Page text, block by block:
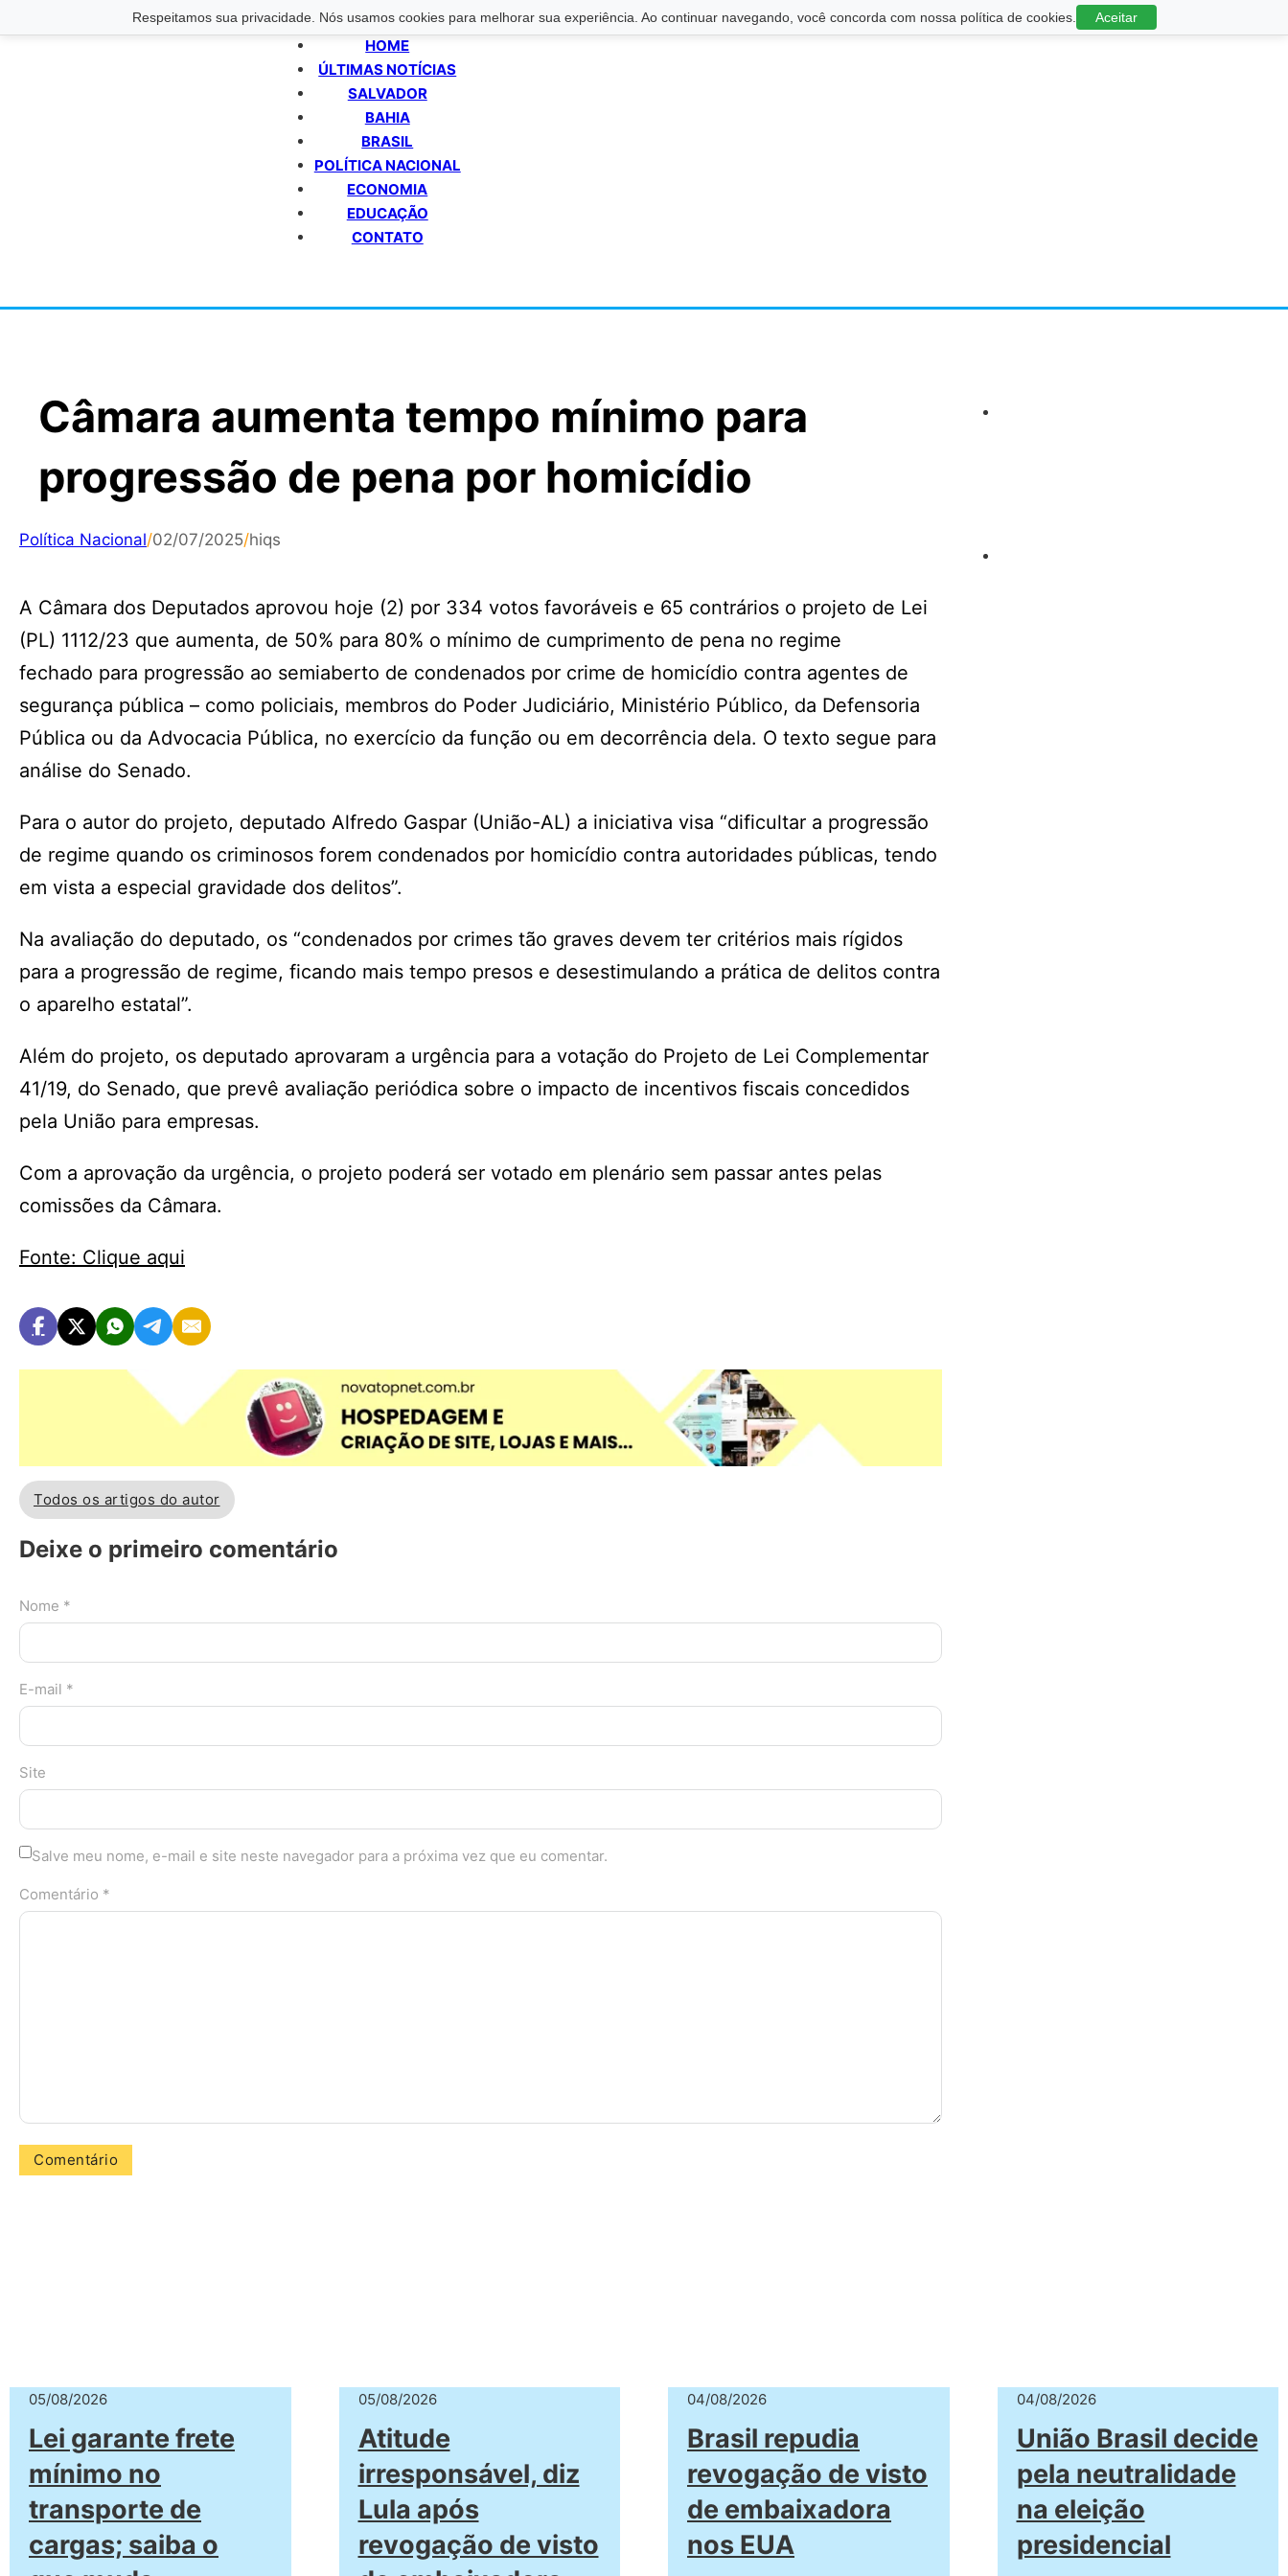
Respeitamos sua privacidade. Nós usamos cookies para melhorar sua experiência. Ao continuar navegando, você concorda com nossa política de cookies. Aceitar
HOME
ÚLTIMAS NOTÍCIAS
SALVADOR
BAHIA
BRASIL
POLÍTICA NACIONAL
ECONOMIA
EDUCAÇÃO
CONTATO
Câmara aumenta tempo mínimo para
progressão de pena por homicídio
Política Nacional/02/07/2025/hiqs
A Câmara dos Deputados aprovou hoje (2) por 334 votos favoráveis e 65 contrários o projeto de Lei
(PL) 1112/23 que aumenta, de 50% para 80% o mínimo de cumprimento de pena no regime
fechado para progressão ao semiaberto de condenados por crime de homicídio contra agentes de
segurança pública – como policiais, membros do Poder Judiciário, Ministério Público, da Defensoria
Pública ou da Advocacia Pública, no exercício da função ou em decorrência dela. O texto segue para
análise do Senado.
Para o autor do projeto, deputado Alfredo Gaspar (União-AL) a iniciativa visa “dificultar a progressão
de regime quando os criminosos forem condenados por homicídio contra autoridades públicas, tendo
em vista a especial gravidade dos delitos”.
Na avaliação do deputado, os “condenados por crimes tão graves devem ter critérios mais rígidos
para a progressão de regime, ficando mais tempo presos e desestimulando a prática de delitos contra
o aparelho estatal”.
Além do projeto, os deputado aprovaram a urgência para a votação do Projeto de Lei Complementar
41/19, do Senado, que prevê avaliação periódica sobre o impacto de incentivos fiscais concedidos
pela União para empresas.
Com a aprovação da urgência, o projeto poderá ser votado em plenário sem passar antes pelas
comissões da Câmara.
Fonte: Clique aqui
Todos os artigos do autor
Deixe o primeiro comentário
Nome *
E-mail *
Site
Salve meu nome, e-mail e site neste navegador para a próxima vez que eu comentar.
Comentário *
05/08/2026
Lei garante frete
mínimo no
transporte de
cargas; saiba o
05/08/2026
Atitude
irresponsável, diz
Lula após
revogação de visto
04/08/2026
Brasil repudia
revogação de visto
de embaixadora
nos EUA
04/08/2026
União Brasil decide
pela neutralidade
na eleição
presidencial